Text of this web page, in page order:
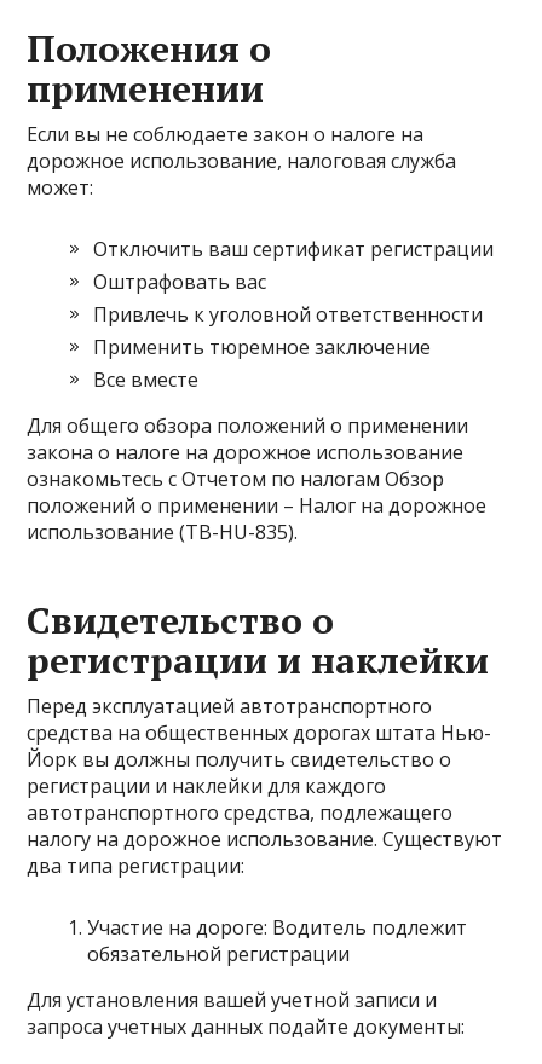
Положения о
применении
Если вы не соблюдаете закон о налоге на
дорожное использование, налоговая служба
может:
Отключить ваш сертификат регистрации
Оштрафовать вас
Привлечь к уголовной ответственности
Применить тюремное заключение
Все вместе
Для общего обзора положений о применении
закона о налоге на дорожное использование
ознакомьтесь с Отчетом по налогам Обзор
положений о применении – Налог на дорожное
использование (TB-HU-835).
Свидетельство о
регистрации и наклейки
Перед эксплуатацией автотранспортного
средства на общественных дорогах штата Нью-
Йорк вы должны получить свидетельство о
регистрации и наклейки для каждого
автотранспортного средства, подлежащего
налогу на дорожное использование. Существуют
два типа регистрации:
Участие на дороге: Водитель подлежит
обязательной регистрации
Для установления вашей учетной записи и
запроса учетных данных подайте документы: